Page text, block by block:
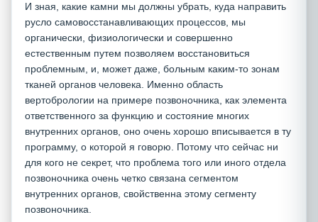
И зная, какие камни мы должны убрать, куда направить
русло самовосстанавливающих процессов, мы
органически, физиологически и совершенно
естественным путем позволяем восстановиться
проблемным, и, может даже, больным каким-то зонам
тканей органов человека. Именно область
вертобрологии на примере позвоночника, как элемента
ответственного за функцию и состояние многих
внутренних органов, оно очень хорошо вписывается в ту
программу, о которой я говорю. Потому что сейчас ни
для кого не секрет, что проблема того или иного отдела
позвоночника очень четко связана сегментом
внутренних органов, свойственна этому сегменту
позвоночника.